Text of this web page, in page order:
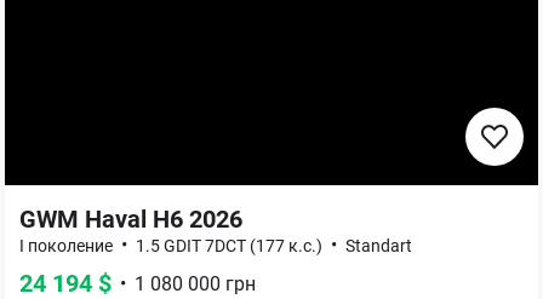
GWM Haval H6 2026
I поколение • 1.5 GDIT 7DCT (177 к.с.) • Standart
24 194 $ • 1 080 000 грн